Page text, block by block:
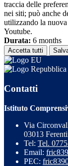
traccia delle
nei siti; può anche
utilizzando la
Youtube.
Durata: 6 months
Accetta tutti
Contatti
Istituto
Via
03013
Tel: Tel.
Email:
PEC: